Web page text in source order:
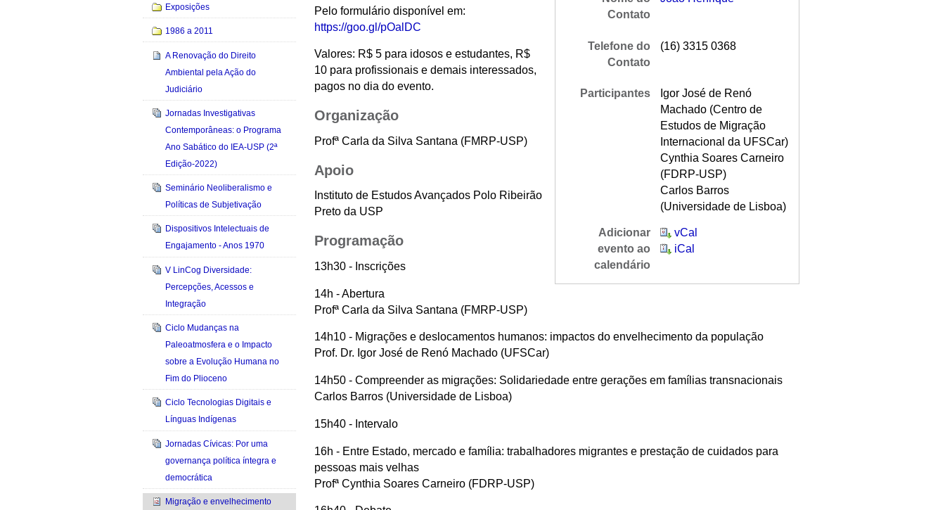
Contato
Telefone do
Contato
(16) 3315 0368
Participantes
Igor José de Renó
Machado (Centro de
Estudos de Migração
Internacional da UFSCar)
Cynthia Soares Carneiro
(FDRP-USP)
Carlos Barros
(Universidade de Lisboa)
Adicionar
evento ao
calendário
vCal
iCal
Pelo formulário disponível em:
https://goo.gl/pOalDC
Valores: R$ 5 para idosos e estudantes, R$
10 para profissionais e demais interessados,
pagos no dia do evento.
Organização
Profª Carla da Silva Santana (FMRP-USP)
Apoio
Instituto de Estudos Avançados Polo Ribeirão
Preto da USP
Programação
13h30 - Inscrições
14h - Abertura
Profª Carla da Silva Santana (FMRP-USP)
14h10 - Migrações e deslocamentos humanos: impactos do envelhecimento da população
Prof. Dr. Igor José de Renó Machado (UFSCar)
14h50 - Compreender as migrações: Solidariedade entre gerações em famílias transnacionais
Carlos Barros (Universidade de Lisboa)
15h40 - Intervalo
16h - Entre Estado, mercado e família: trabalhadores migrantes e prestação de cuidados para
pessoas mais velhas
Profª Cynthia Soares Carneiro (FDRP-USP)
Exposições
1986 a 2011
A Renovação do Direito
Ambiental pela Ação do
Judiciário
Jornadas Investigativas
Contemporâneas: o Programa
Ano Sabático do IEA-USP (2ª
Edição-2022)
Seminário Neoliberalismo e
Políticas de Subjetivação
Dispositivos Intelectuais de
Engajamento - Anos 1970
V LinCog Diversidade:
Percepções, Acessos e
Integração
Ciclo Mudanças na
Paleoatmosfera e o Impacto
sobre a Evolução Humana no
Fim do Plioceno
Ciclo Tecnologias Digitais e
Línguas Indígenas
Jornadas Cívicas: Por uma
governança política íntegra e
democrática
Migração e envelhecimento